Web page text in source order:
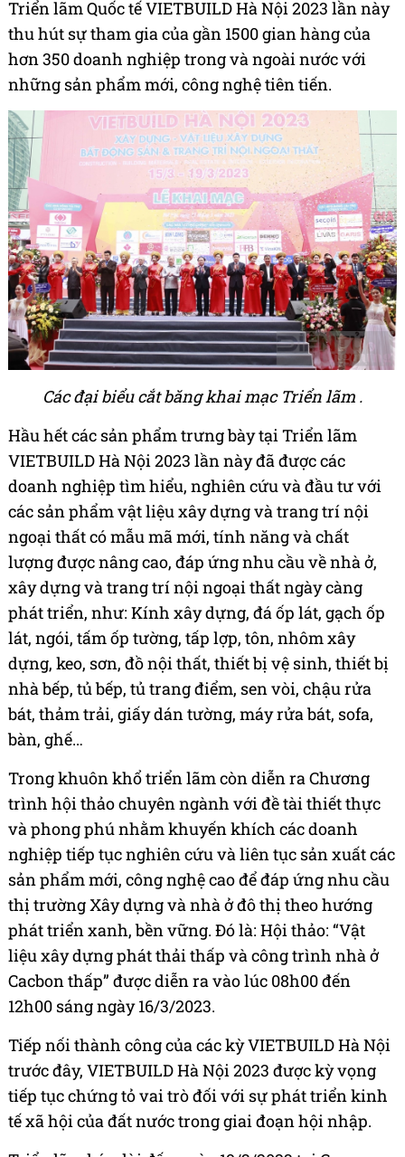
Triển lãm Quốc tế VIETBUILD Hà Nội 2023 lần này
thu hút sự tham gia của gần 1500 gian hàng của
hơn 350 doanh nghiệp trong và ngoài nước với
những sản phẩm mới, công nghệ tiên tiến.
Các đại biểu cắt băng khai mạc Triển lãm .
Hầu hết các sản phẩm trưng bày tại Triển lãm
VIETBUILD Hà Nội 2023 lần này đã được các
doanh nghiệp tìm hiểu, nghiên cứu và đầu tư với
các sản phẩm vật liệu xây dựng và trang trí nội
ngoại thất có mẫu mã mới, tính năng và chất
lượng được nâng cao, đáp ứng nhu cầu về nhà ở,
xây dựng và trang trí nội ngoại thất ngày càng
phát triển, như: Kính xây dựng, đá ốp lát, gạch ốp
lát, ngói, tấm ốp tường, tấp lợp, tôn, nhôm xây
dựng, keo, sơn, đồ nội thất, thiết bị vệ sinh, thiết bị
nhà bếp, tủ bếp, tủ trang điểm, sen vòi, chậu rửa
bát, thảm trải, giấy dán tường, máy rửa bát, sofa,
bàn, ghế…
Trong khuôn khổ triển lãm còn diễn ra Chương
trình hội thảo chuyên ngành với đề tài thiết thực
và phong phú nhằm khuyến khích các doanh
nghiệp tiếp tục nghiên cứu và liên tục sản xuất các
sản phẩm mới, công nghệ cao để đáp ứng nhu cầu
thị trường Xây dựng và nhà ở đô thị theo hướng
phát triển xanh, bền vững. Đó là: Hội thảo: “Vật
liệu xây dựng phát thải thấp và công trình nhà ở
Cacbon thấp” được diễn ra vào lúc 08h00 đến
12h00 sáng ngày 16/3/2023.
Tiếp nối thành công của các kỳ VIETBUILD Hà Nội
trước đây, VIETBUILD Hà Nội 2023 được kỳ vọng
tiếp tục chứng tỏ vai trò đối với sự phát triển kinh
tế xã hội của đất nước trong giai đoạn hội nhập.